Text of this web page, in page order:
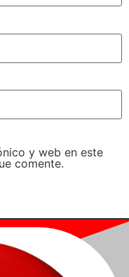
y web en este
comente.